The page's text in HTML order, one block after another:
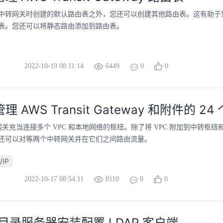
转网关时创建的默认路由表之外，您还可以创建其他路由表。这有助
。您还可以将静态路由添加到路由表。
2022-10-19 08:11:14 6449 0 0
理 AWS Transit Gateway 和附件的 24
关充当连接多个 VPC 和本地网络的枢纽。除了将 VPC 附加到中转枢
可以对等两个中转网关并在它们之间路由流量。
IP
2022-10-17 08:54:11 8110 0 0